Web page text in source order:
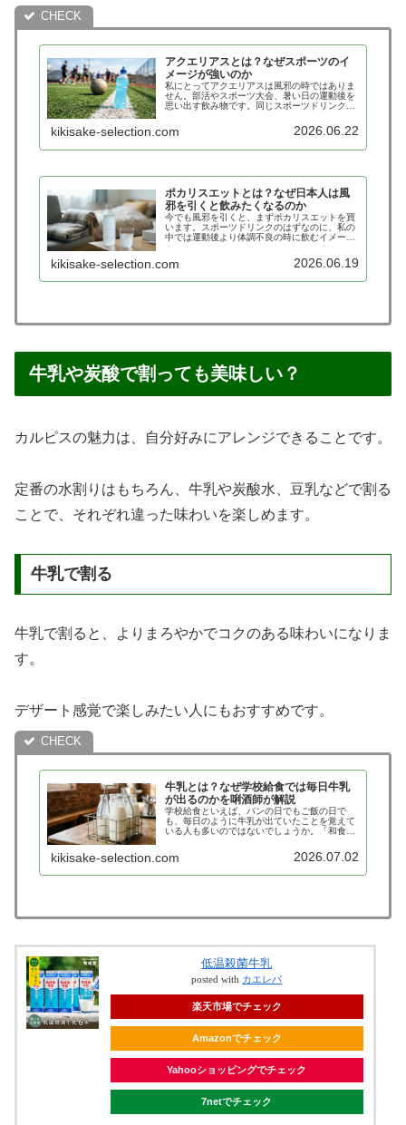
アクエリアスとは？なぜスポーツのイ
メージが強いのか
私にとってアクエリアスは風邪の時ではありま
せん。部活やスポーツ大会、暑い日の運動後を
思い出す飲み物です。同じスポーツドリンクな
が違います。アクエリアスは日本を代表するス
ポーツドリンクのひとつです。誰…
kikisake-selection.com 2026.06.22
ポカリスエットとは？なぜ日本人は風
邪を引くと飲みたくなるのか
今でも風邪を引くと、まずポカリスエットを買
います。スポーツドリンクのはずなのに、私の
中では運動後より体調不良の時に飲むイメージ
を代表するスポーツドリンクです。しかし、多
くの人にとっては単なるスポーツ…
kikisake-selection.com 2026.06.19
牛乳や炭酸で割っても美味しい？
カルピスの魅力は、自分好みにアレンジできることです。
定番の水割りはもちろん、牛乳や炭酸水、豆乳などで割る
ことで、それぞれ違った味わいを楽しめます。
牛乳で割る
牛乳で割ると、よりまろやかでコクのある味わいになりま
す。
デザート感覚で楽しみたい人にもおすすめです。
牛乳とは？なぜ学校給食では毎日牛乳
が出るのかを唎酒師が解説
学校給食といえば、パンの日でもご飯の日で
も、毎日のように牛乳が出ていたことを覚えて
いる人も多いのではないでしょうか。「和食な
と疑問に思った経験がある人もいるかもしれま
せん。実は牛乳には、私たちが子ど…
kikisake-selection.com 2026.07.02
低温殺菌牛乳
posted with カエレバ
楽天市場でチェック
Amazonでチェック
Yahooショッピングでチェック
7netでチェック